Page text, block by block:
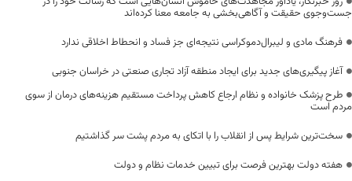
جست‌وجوی حقیقت و آگاهی‌بخشی به جامعه معنا کرده‌اند
فرهنگ مادی و لیبرال‌دموکراسی نتیجه‌ای جز فساد و انحطاط اخلاقی ندارد
آغاز پیگیری‌های جدید برای ایجاد منطقه آزاد تجاری صنعتی در خراسان جنوبی
طرح پزشک خانواده و نظام ارجاع کاهش پرداخت مستقیم هزینه‌های درمان از سوی
مردم است
سخت‌ترین شرایط پس از انقلاب را با اتکای به مردم پشت سر گذاشتیم
هفته دولت بهترین فرصت برای تبیین خدمات نظام و دولت